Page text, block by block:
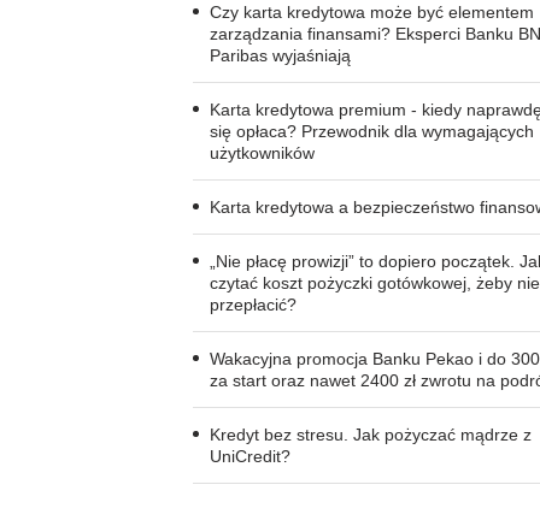
Czy karta kredytowa może być elementem
zarządzania finansami? Eksperci Banku
Paribas wyjaśniają
Karta kredytowa premium - kiedy
się opłaca? Przewodnik dla wymagających
użytkowników
Karta kredytowa a bezpieczeństwo
„Nie płacę prowizji” to dopiero początek.
czytać koszt pożyczki gotówkowej, żeby nie
przepłacić?
Wakacyjna promocja Banku Pekao i do 300
za start oraz nawet 2400 zł zwrotu na
Kredyt bez stresu. Jak pożyczać mądrze z
UniCredit?